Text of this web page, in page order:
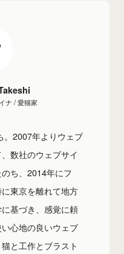
ナ / 愛猫家
。2007年よりウェブ
数社のウェブサイ
ち、2014年にフ
東京を離れて地方
基づき、感覚に頼
心地の良いウェブ
と工作とブラスト